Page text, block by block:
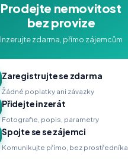
Prodejte nemovitost
bez provize
Inzerujte zdarma, přímo zájemcům
Zaregistrujte se zdarma
Žádné poplatky ani závazky
Přidejte inzerát
Fotografie, popis, parametry
Spojte se se zájemci
Komunikujte přímo, bez prostředníka